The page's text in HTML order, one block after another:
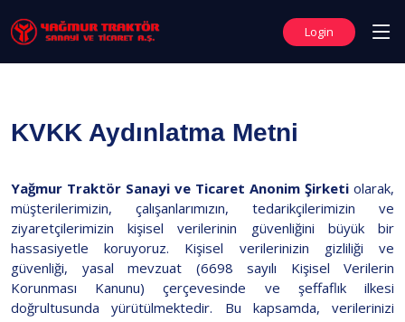
Login
KVKK Aydınlatma Metni
Yağmur Traktör Sanayi ve Ticaret Anonim Şirketi olarak,
müşterilerimizin, çalışanlarımızın, tedarikçilerimizin ve
ziyaretçilerimizin kişisel verilerinin güvenliğini büyük bir
hassasiyetle koruyoruz. Kişisel verilerinizin gizliliği ve
güvenliği, yasal mevzuat (6698 sayılı Kişisel Verilerin
Korunması Kanunu) çerçevesinde ve şeffaflık ilkesi
doğrultusunda yürütülmektedir. Bu kapsamda, verilerinizi